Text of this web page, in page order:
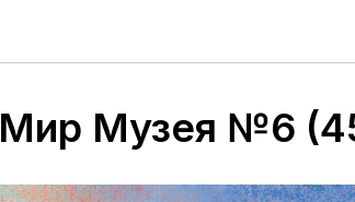
Мир Музея №6